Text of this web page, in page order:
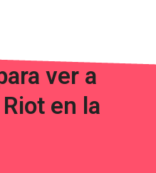
ver a
en la